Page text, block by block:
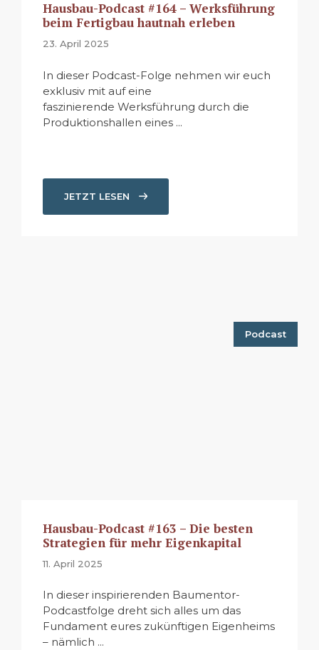
Hausbau-Podcast #164 – Werksführung
beim Fertigbau hautnah erleben
23. April 2025
In dieser Podcast-Folge nehmen wir euch
exklusiv mit auf eine
faszinierende Werksführung durch die
Produktionshallen eines ...
JETZT LESEN
Podcast
Hausbau-Podcast #163 – Die besten
Strategien für mehr Eigenkapital
11. April 2025
In dieser inspirierenden Baumentor-
Podcastfolge dreht sich alles um das
Fundament eures zukünftigen Eigenheims
– nämlich ...